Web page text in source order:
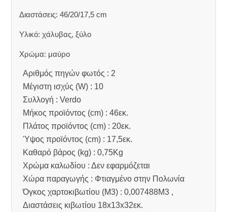
Διαστάσεις: 46/20/17,5 cm
Υλικό: χάλυβας, ξύλο
Χρώμα: μαύρο
Αριθμός πηγών φωτός : 2
Μέγιστη ισχύς (W) : 10
Συλλογή : Verdo
Μήκος προϊόντος (cm) : 46εκ.
Πλάτος προϊόντος (cm) : 20εκ.
Ύψος προϊόντος (cm) : 17,5εκ.
Καθαρό βάρος (kg) : 0,75Kg
Χρώμα καλωδίου : Δεν εφαρμόζεται
Χώρα παραγωγής : Φτιαγμένο στην Πολωνία
Όγκος χαρτοκιβωτίου (M3) : 0,007488M3 ,
Διαστάσεις κιβωτίου 18x13x32εκ.